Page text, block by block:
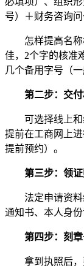
号）＋财务咨询
怎样提高名称
佳，2个字的核准
几个备用字号（
第二步：交
可选择线上和
提前在工商网上
提前预约）。
第三步：领
法定申请资料
通知书、本人身
第四步：刻
拿到执照后，